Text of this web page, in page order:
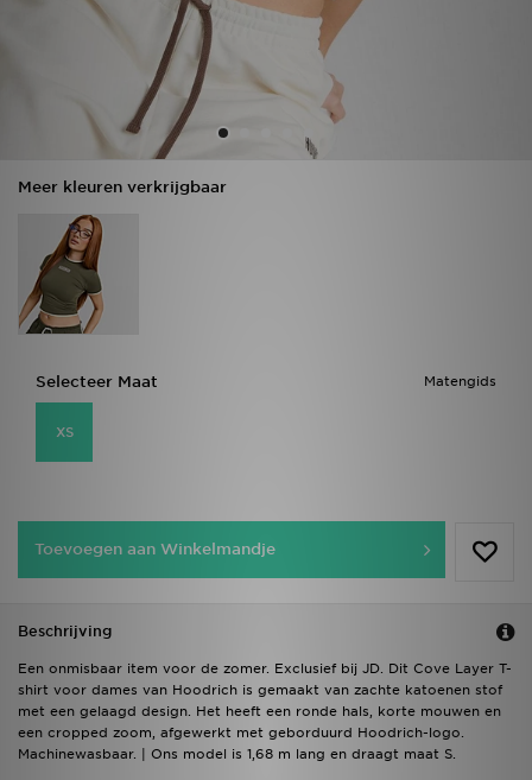
Meer kleuren verkrijgbaar
Matengids
Selecteer Maat
XS
Toevoegen aan Winkelmandje
Beschrijving
Een onmisbaar item voor de zomer. Exclusief bij JD. Dit Cove Layer T-
shirt voor dames van Hoodrich is gemaakt van zachte katoenen stof
met een gelaagd design. Het heeft een ronde hals, korte mouwen en
een cropped zoom, afgewerkt met geborduurd Hoodrich-logo.
Machinewasbaar. | Ons model is 1,68 m lang en draagt maat S.
Klantenservice
Download de app
Wie wij zijn